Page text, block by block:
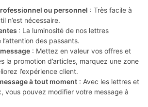
ou personnel : Très facile à
n’est nécessaire.
: La luminosité de nos lettres
des passants.
: Mettez en valeur vos offres et
la promotion d’articles, marquez une zone
l’expérience client.
à tout moment : Avec les lettres et
vous pouvez modifier votre message à